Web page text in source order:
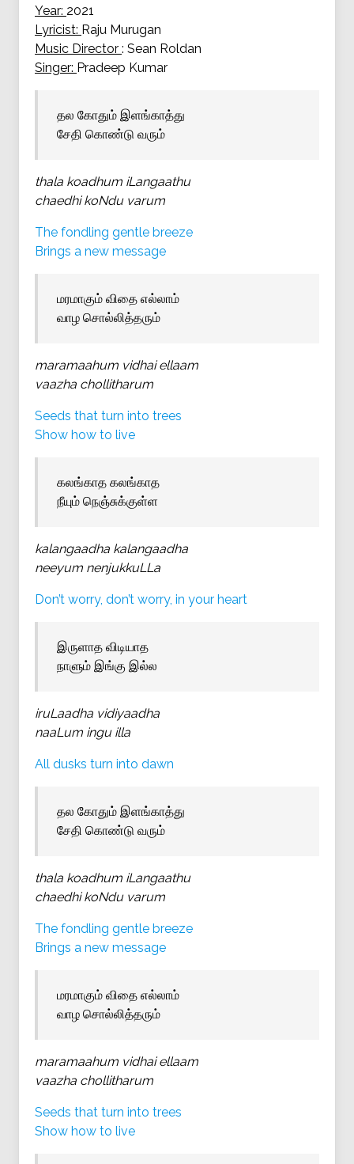
Year: 2021
Lyricist: Raju Murugan
Music Director : Sean Roldan
Singer: Pradeep Kumar
தல கோதும் இளங்காத்து
சேதி கொண்டு வரும்
thala koadhum iLangaathu
chaedhi koNdu varum
The fondling gentle breeze
Brings a new message
மரமாகும் விதை எல்லாம்
வாழ சொல்லித்தரும்
maramaahum vidhai ellaam
vaazha chollitharum
Seeds that turn into trees
Show how to live
கலங்காத கலங்காத
நீயும் நெஞ்சுக்குள்ள
kalangaadha kalangaadha
neeyum nenjukkuLLa
Don’t worry, don’t worry, in your heart
இருளாத விடியாத
நாளும் இங்கு இல்ல
iruLaadha vidiyaadha
naaLum ingu illa
All dusks turn into dawn
தல கோதும் இளங்காத்து
சேதி கொண்டு வரும்
thala koadhum iLangaathu
chaedhi koNdu varum
The fondling gentle breeze
Brings a new message
மரமாகும் விதை எல்லாம்
வாழ சொல்லித்தரும்
maramaahum vidhai ellaam
vaazha chollitharum
Seeds that turn into trees
Show how to live